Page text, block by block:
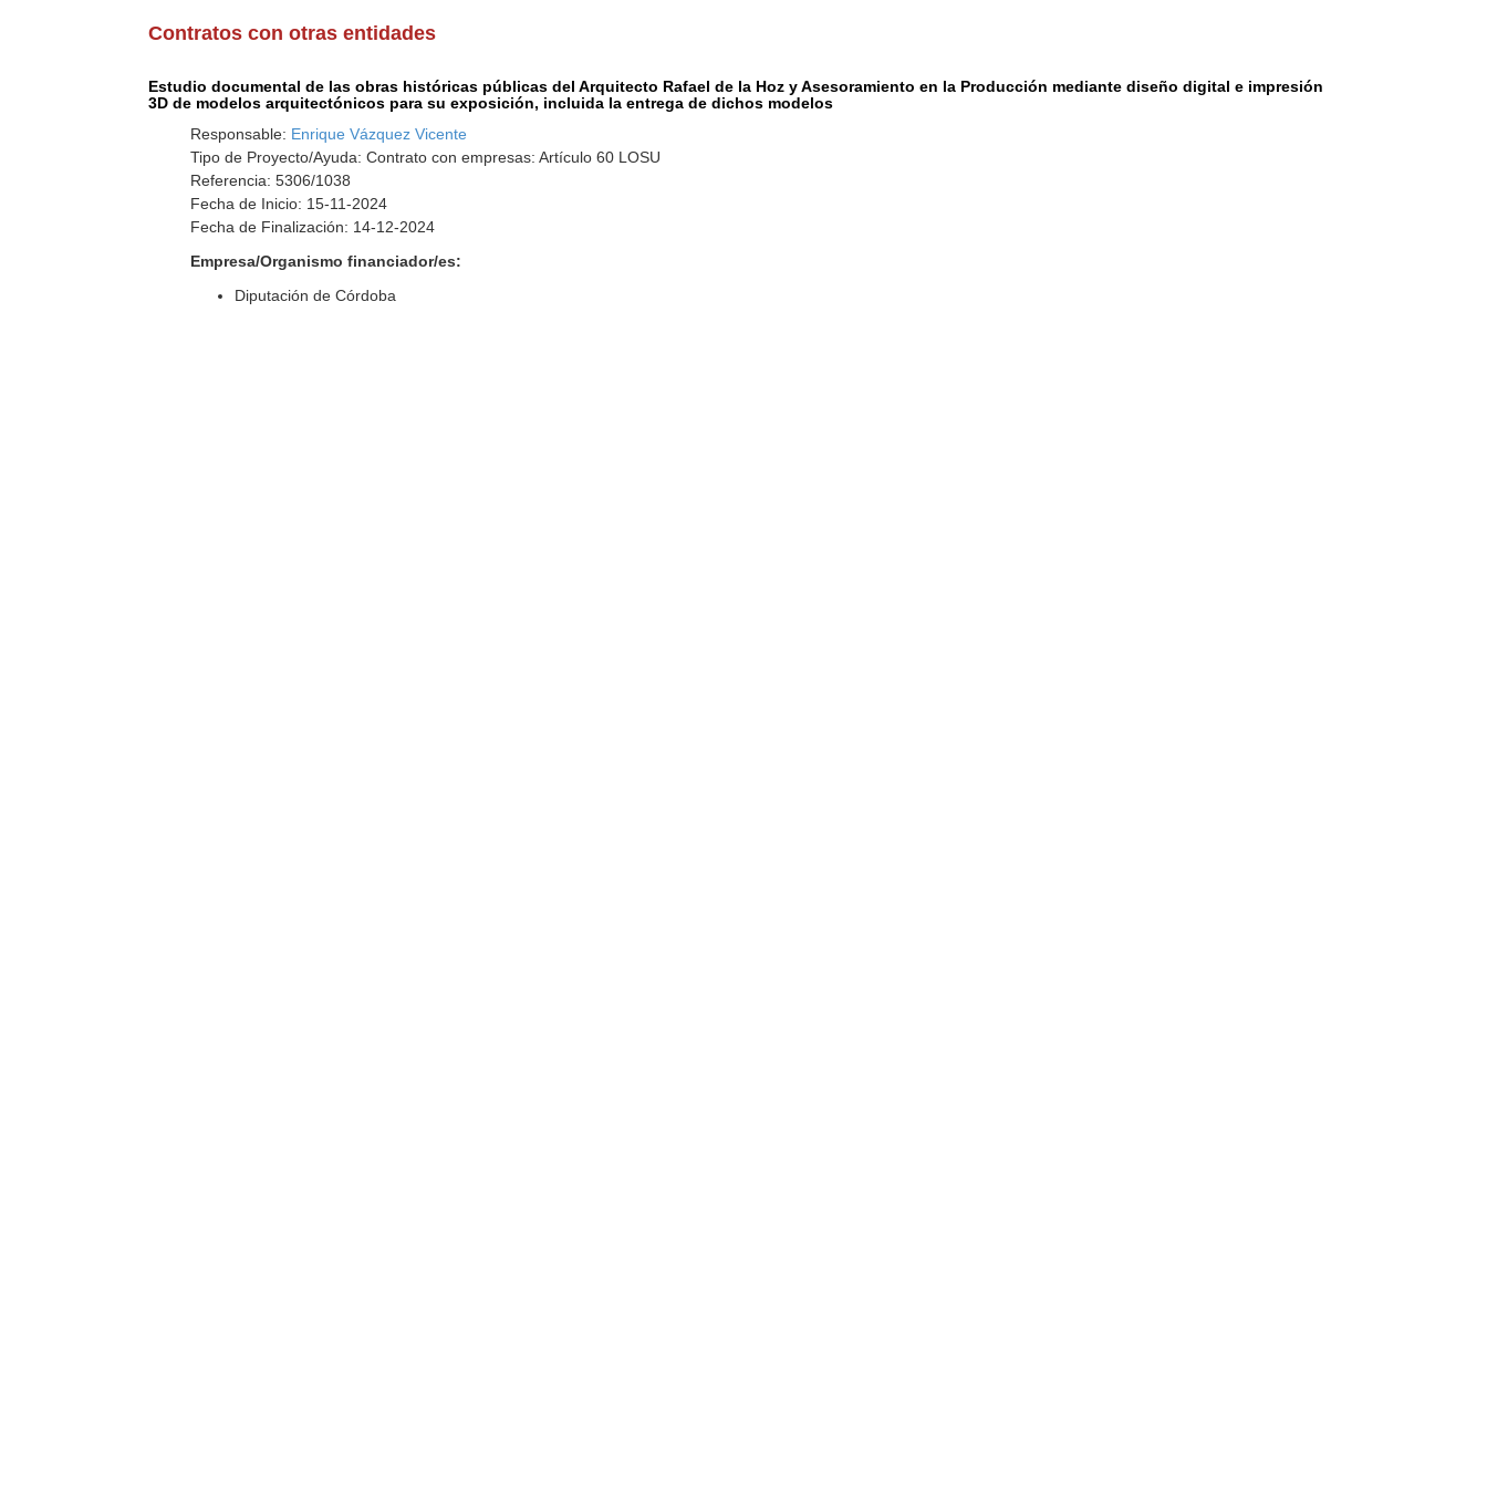
Contratos con otras entidades
Estudio documental de las obras históricas públicas del Arquitecto Rafael de la Hoz y Asesoramiento en la Producción mediante diseño digital e impresión
3D de modelos arquitectónicos para su exposición, incluida la entrega de dichos modelos
Responsable: Enrique Vázquez Vicente
Tipo de Proyecto/Ayuda: Contrato con empresas: Artículo 60 LOSU
Referencia: 5306/1038
Fecha de Inicio: 15-11-2024
Fecha de Finalización: 14-12-2024
Empresa/Organismo financiador/es:
Diputación de Córdoba